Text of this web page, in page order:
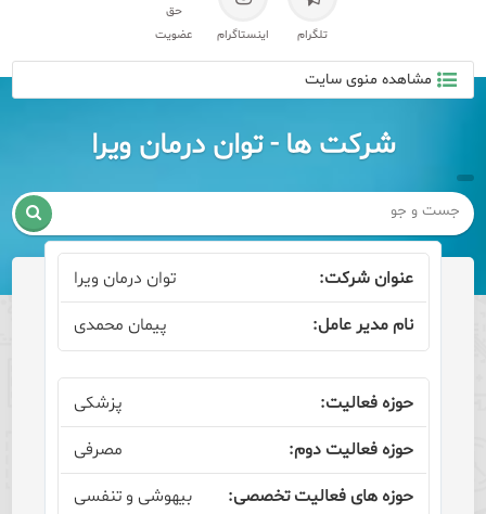
تلگرام اینستاگرام
حق
عضویت
مشاهده منوی سایت
شرکت ها - توان درمان ویرا

توان درمان ویرا
پیمان محمدی
پزشکی
مصرفی
بیهوشی و تنفسی